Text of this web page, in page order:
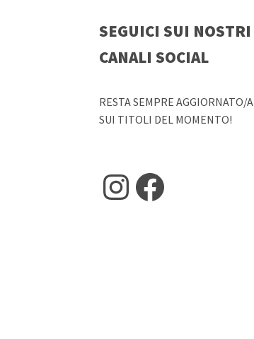
SEGUICI SUI NOSTRI
CANALI SOCIAL
RESTA SEMPRE AGGIORNATO/A
SUI TITOLI DEL MOMENTO!
Instagram
Facebook